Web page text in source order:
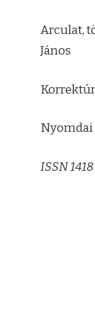
Arculat,
János
Nyomdai
ISSN